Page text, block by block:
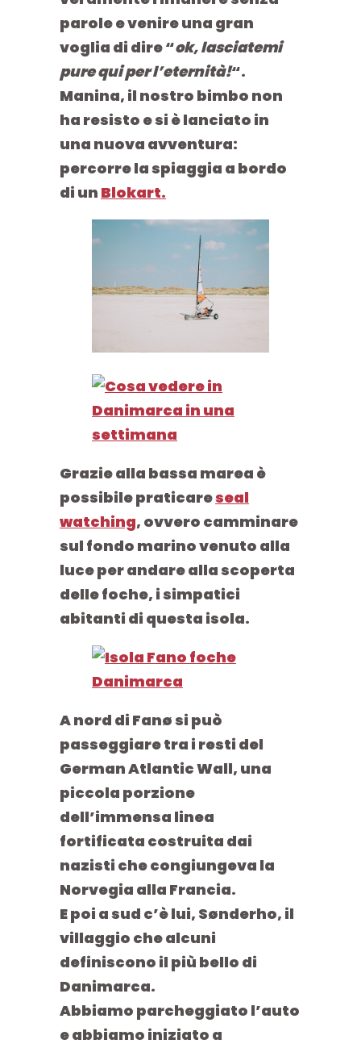
parole e venire una gran
voglia di dire “ok, lasciatemi
pure qui per l’eternità!“.
Manina, il nostro bimbo non
ha resisto e si è lanciato in
una nuova avventura:
percorre la spiaggia a bordo
di un Blokart.
Grazie alla bassa marea è
possibile praticareseal
watching, ovvero camminare
sul fondo marino venuto alla
luce per andare alla scoperta
delle foche, i simpatici
abitanti di questa isola.
A nord di Fanø si può
passeggiare tra i resti del
German Atlantic Wall, una
piccola porzione
dell’immensa linea
fortificata costruita dai
nazisti che congiungeva la
Norvegia alla Francia.
E poi a sud c’è lui, Sønderho, il
villaggio che alcuni
definiscono il più bello di
Danimarca.
Abbiamo parcheggiato l’auto
e abbiamo iniziato a